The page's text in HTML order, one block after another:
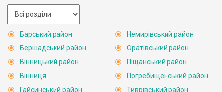
Барський район
Бершадський район
Вінницький район
Вінниця
Гайсинський район
Немирівський район
Оратівський район
Піщанський район
Погребищенський район
Тиврівський район